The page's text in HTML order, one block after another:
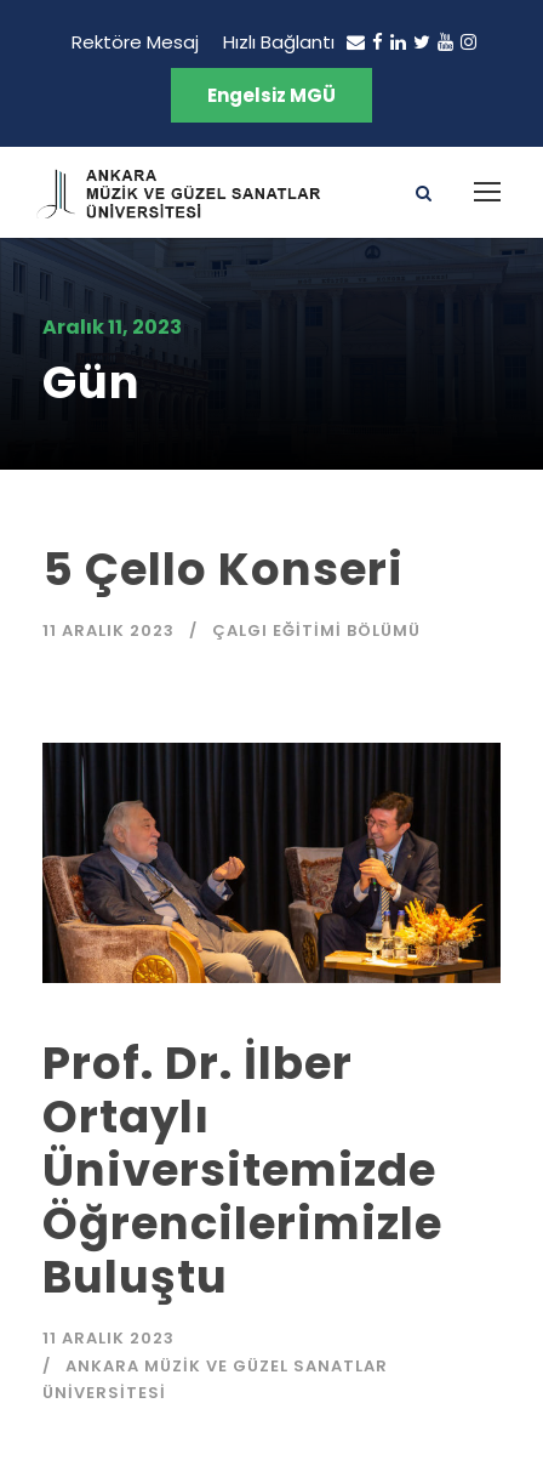
Rektöre Mesaj Hızlı Bağlantı
Engelsiz MGÜ
Aralık 11, 2023
Gün
5 Çello Konseri
11 ARALIK 2023 ÇALGI EĞITIMI BÖLÜMÜ
Prof. Dr. İlber
Ortaylı
Üniversitemizde
Öğrencilerimizle
Buluştu
11 ARALIK 2023
ANKARA MÜZIK VE GÜZEL SANATLAR
ÜNIVERSITESI